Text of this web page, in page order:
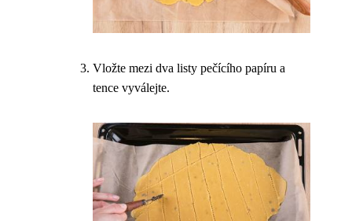
Vložte mezi dva listy pečícího papíru a
tence vyválejte.